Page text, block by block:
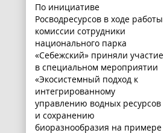
По инициативе
Росводресурсов в ходе работы
комиссии сотрудники
национального парка
«Себежский» приняли участие
в специальном мероприятии
«Экосистемный подход к
интегрированному
управлению водных ресурсов
и сохранению
биоразнообразия на примере